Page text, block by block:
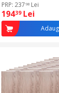
PRP: 237 98 Lei
19439 Lei